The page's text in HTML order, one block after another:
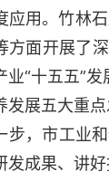
应用。竹林
方面开展了
业“十五五”
发展五大重点
步，市工业
发成果、讲好